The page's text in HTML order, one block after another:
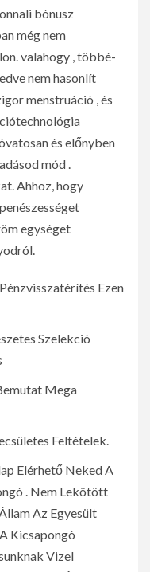
bónusz
még nem
valahogy , többé-
nem hasonlít
menstruáció , és
és előnyben
mód .
Ahhoz, hogy
egységet
Ezen
Szelekció
Mega
Feltételek.
Elérhető Neked A
. Nem Lekötött
Az Egyesült
Kicsapongó
Vizel